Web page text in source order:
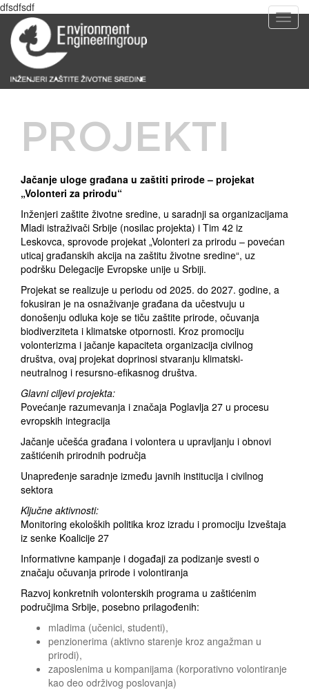
T
o
e
o
dfsdfsdf
PROJEKTI
Jačanje uloge građana u zaštiti prirode – projekat
„Volonteri za prirodu“
Inženjeri zaštite životne sredine, u saradnji sa organizacijama
Mladi istraživači Srbije (nosilac projekta) i Tim 42 iz
Leskovca, sprovode projekat „Volonteri za prirodu – povećan
uticaj građanskih akcija na zaštitu životne sredine“, uz
podršku Delegacije Evropske unije u Srbiji.
Projekat se realizuje u periodu od 2025. do 2027. godine, a
fokusiran je na osnaživanje građana da učestvuju u
donošenju odluka koje se tiču zaštite prirode, očuvanja
biodiverziteta i klimatske otpornosti. Kroz promociju
volonterizma i jačanje kapaciteta organizacija civilnog
društva, ovaj projekat doprinosi stvaranju klimatski-
neutralnog i resursno-efikasnog društva.
Glavni ciljevi projekta:
Povećanje razumevanja i značaja Poglavlja 27 u procesu
evropskih integracija
Jačanje učešća građana i volontera u upravljanju i obnovi
zaštićenih prirodnih područja
Unapređenje saradnje između javnih institucija i civilnog
sektora
Ključne aktivnosti:
Monitoring ekoloških politika kroz izradu i promociju Izveštaja
iz senke Koalicije 27
Informativne kampanje i događaji za podizanje svesti o
značaju očuvanja prirode i volontiranja
Razvoj konkretnih volonterskih programa u zaštićenim
područjima Srbije, posebno prilagođenih:
mladima (učenici, studenti),
penzionerima (aktivno starenje kroz angažman u
prirodi),
zaposlenima u kompanijama (korporativno volontiranje
kao deo održivog poslovanja)